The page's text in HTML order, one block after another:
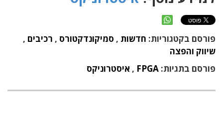
פורסם בקטגוריות: חדשות , סמיקונדקטורס , רכיבים ,
שיווק והפצה
פורסם בתגיות: FPGA
, איסטרוניקס